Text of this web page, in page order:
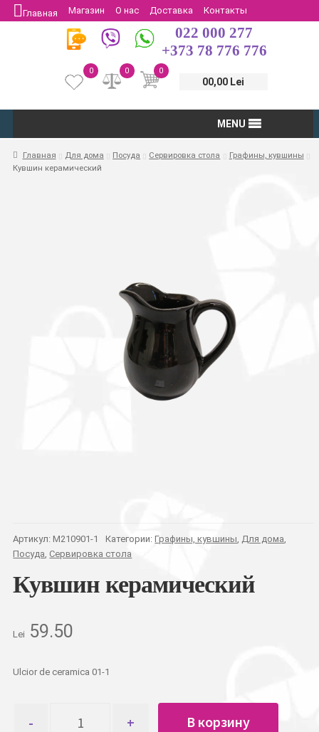
Главная Магазин О нас Доставка
Контакты
Защита потребителей
Возврат
022 000 277
+373 78 776 776
0
00,00 Lei
0
0
MENU
Главная Для дома Посуда Сервировка стола
Графины, кувшины
Кувшин керамический
Артикул: M210901-1 Категории:Графины, кувшины, Для дома,
Посуда, Сервировка стола
Кувшин керамический
Lei 59.50
Ulcior de ceramica 01-1
товара
В корзину